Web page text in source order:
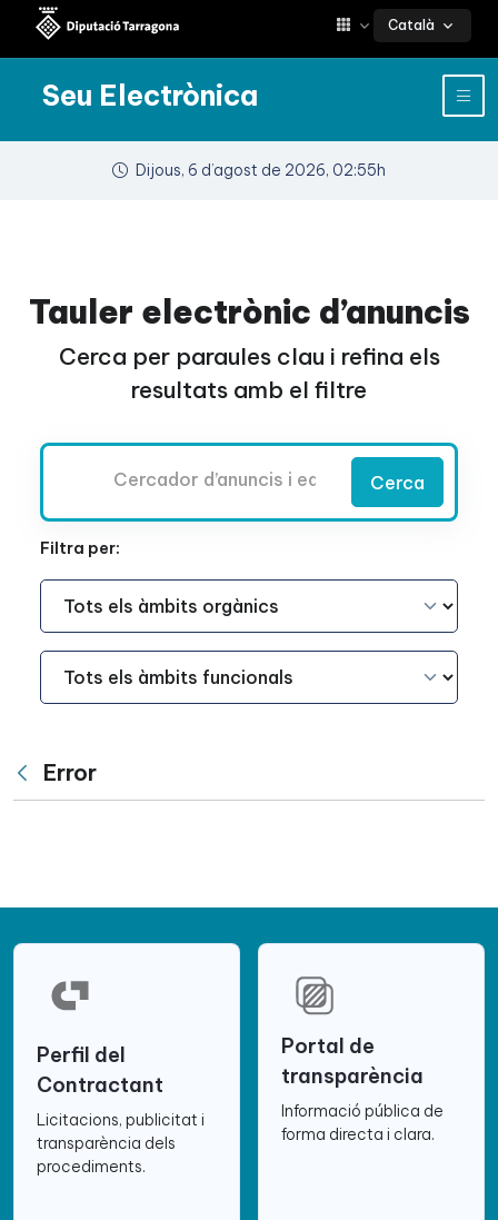
Català
Seu Electrònica
Dijous, 6 d’agost de 2026, 02:55h
Tauler electrònic d’anuncis
Cerca per paraules clau i refina els
resultats amb el filtre
Cerca
Filtra per:
Àmbit Funcional
Àmbit Funcional
Vés enrere
Error
Perfil del
Contractant
Licitacions, publicitat i
transparència dels
procediments.
Portal de
transparència
Informació pública de
forma directa i clara.